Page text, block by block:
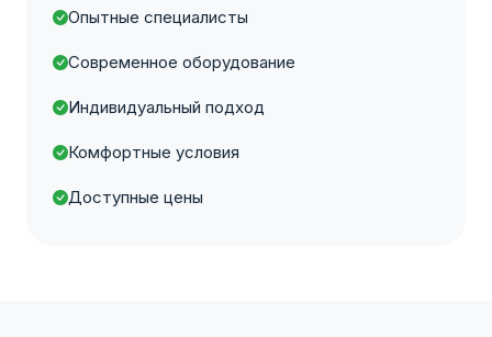
Опытные специалисты
Современное оборудование
Индивидуальный подход
Комфортные условия
Доступные цены